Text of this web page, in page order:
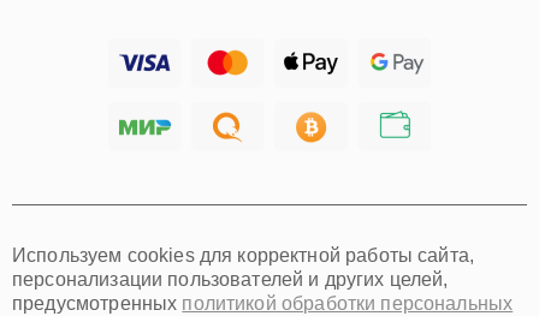
Хабаровск
Омск
Красноярск
Используем cookies для корректной работы сайта,
персонализации пользователей и других целей,
предусмотренных политикой обработки персональных